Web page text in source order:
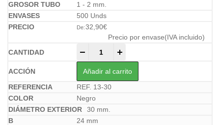
1 - 2 mm.
500 Unds
De:32,90€
Precio por envase(IVA incluido)
Añadir al carrito
REF. 13-30
Negro
30 mm.
24 mm